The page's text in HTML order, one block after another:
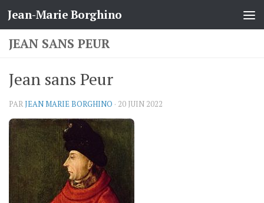
Skip to content
Jean-Marie Borghino
JEAN SANS PEUR
Jean sans Peur
PARJEAN MARIE BORGHINO · 20 JUIN 2022